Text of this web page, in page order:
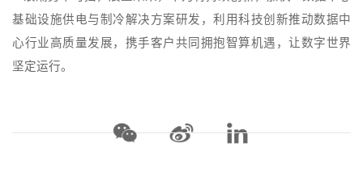
基础设施供电与制冷解决方案研发，利用科技创新推动数据中
心行业高质量发展，携手客户共同拥抱智算机遇，让数字世界
坚定运行。